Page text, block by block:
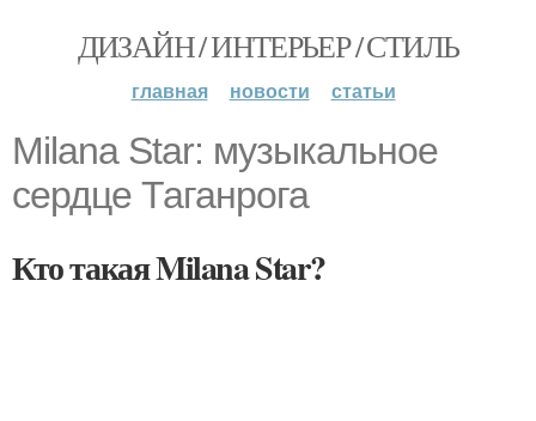
ДИЗАЙН / ИНТЕРЬЕР / СТИЛЬ
главная новости статьи
Milana Star: музыкальное
сердце Таганрога
Кто такая Milana Star?